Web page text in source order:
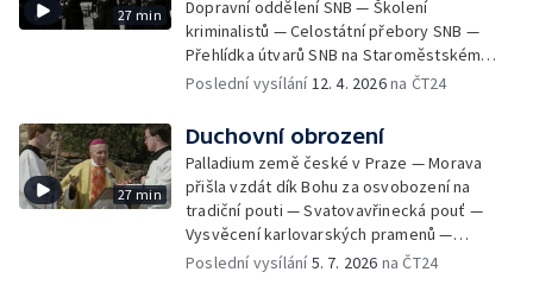
přehlídka k 28. říjnu v Praze — Velká
vojenská přehlídka ke 100. výročí vzniku
Československa
Pozor na nevybuchlé válečné miny a granáty
— Požár cukrovaru v Modřanech — Odstřel
starých domů na Národní třídě — Zničené
slovenské kostely — Delegace tvůrců
korze — Hlavní nádraží v Praze bude mít
novou odbavovací halu — Značkování
netopýrů v Herlíkovických štolách — Úprava
pražské parkové, sadové a sídlištní zeleně
— Testy na Železničním zkušebním okruhu
Cerhenice — Dubnový sníh na Šumavě
komplikuje práci silničářům — Přísaha
27 min
Dopravní oddělení SNB — Školení
kriminalistů — Celostátní přebory SNB —
Přehlídka útvarů SNB na Staroměstském
náměstí — Služební psi — Výcvikové
Poslední vysílání12. 4. 2026na ČT24
27 min
Duchovní obrození
Palladium země české v Praze — Morava
přišla vzdát dík Bohu za osvobození na
tradiční pouti — Svatovavřinecká pouť —
Vysvěcení karlovarských pramenů —
Vzpomínka poutníků na Elišku Přemyslovnu
Poslední vysílání5. 7. 2026 na ČT24